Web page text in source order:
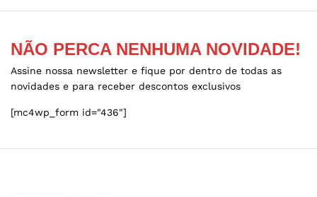
chosen
the
page
NÃO PERCA NENHUMA NOVIDADE!
Assine nossa newsletter e fique por dentro de todas as
novidades e para receber descontos exclusivos
[mc4wp_form id="436"]